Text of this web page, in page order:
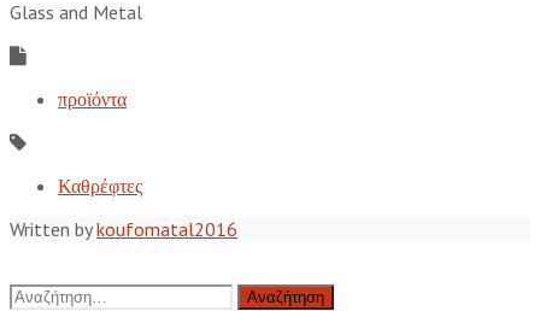
Glass and Metal
προϊόντα
Καθρέφτες
Written bykoufomatal2016
Αναζήτηση